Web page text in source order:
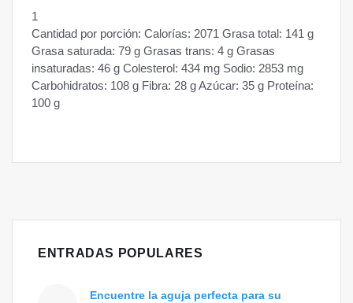
1
Cantidad por porción: Calorías: 2071 Grasa total: 141 g
Grasa saturada: 79 g Grasas trans: 4 g Grasas
insaturadas: 46 g Colesterol: 434 mg Sodio: 2853 mg
Carbohidratos: 108 g Fibra: 28 g Azúcar: 35 g Proteína:
100 g
ENTRADAS POPULARES
Encuentre la aguja perfecta para su